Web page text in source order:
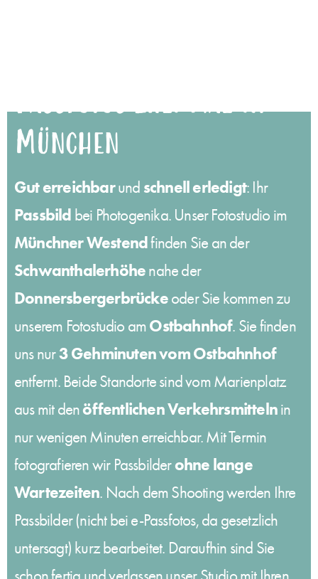
Passfotos zwei mal in
München
Gut erreichbarund schnell erledigt: Ihr
Passbild bei Photogenika. Unser Fotostudio im
Münchner Westendfinden Sie an der
Schwanthalerhöhenahe der
Donnersbergerbrückeoder Sie kommen zu
unserem Fotostudio am Ostbahnhof. Sie finden
uns nur3 Gehminuten vom Ostbahnhof
entfernt. Beide Standorte sind vom Marienplatz
aus mit denöffentlichen Verkehrsmittelnin
nur wenigen Minuten erreichbar. Mit Termin
fotografieren wir Passbilderohne lange
Wartezeiten. Nach dem Shooting werden Ihre
Passbilder (nicht bei e-Passfotos, da gesetzlich
untersagt) kurz bearbeitet. Daraufhin sind Sie